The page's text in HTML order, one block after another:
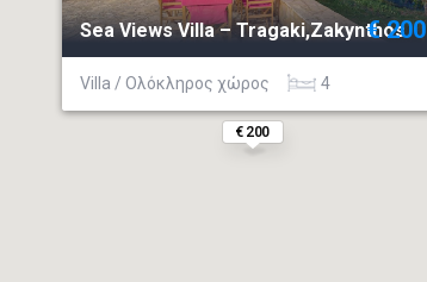
€ 200
Sea Views Villa – Tragaki,Zakynthos
Villa / Ολόκληρος χώρος 4
€ 200